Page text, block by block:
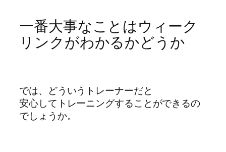
一番大事なことはウィーク
リンクがわかるかどうか
では、どういうトレーナーだと
安心してトレーニングすることができるの
でしょうか。